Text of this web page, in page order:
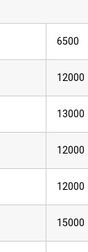
6500
12000
13000
12000
12000
15000